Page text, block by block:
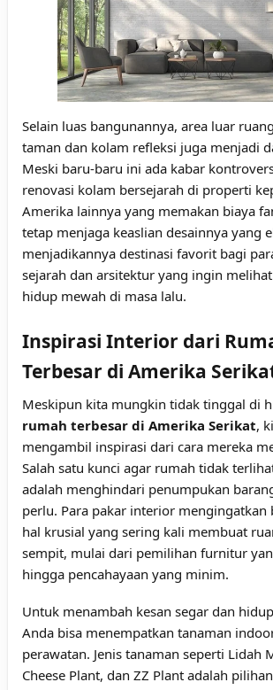
Selain luas bangunannya, area luar
taman dan kolam refleksi juga menjadi
Meski baru-baru ini ada kabar
renovasi kolam bersejarah di properti
Amerika lainnya yang memakan biaya
tetap menjaga keaslian desainnya yang
menjadikannya destinasi favorit bagi
sejarah dan arsitektur yang ingin
hidup mewah di masa lalu.
Inspirasi Interior dari
Terbesar di Amerika
Meskipun kita mungkin tidak tinggal di
rumah terbesar di Amerika Serikat,
mengambil inspirasi dari cara mereka
Salah satu kunci agar rumah tidak
adalah menghindari penumpukan
perlu. Para pakar interior mengingatkan
hal krusial yang sering kali membuat
sempit, mulai dari pemilihan furnitur
hingga pencahayaan yang minim.
Untuk menambah kesan segar dan
Anda bisa menempatkan tanaman
perawatan. Jenis tanaman seperti Lidah
Cheese Plant, dan ZZ Plant adalah